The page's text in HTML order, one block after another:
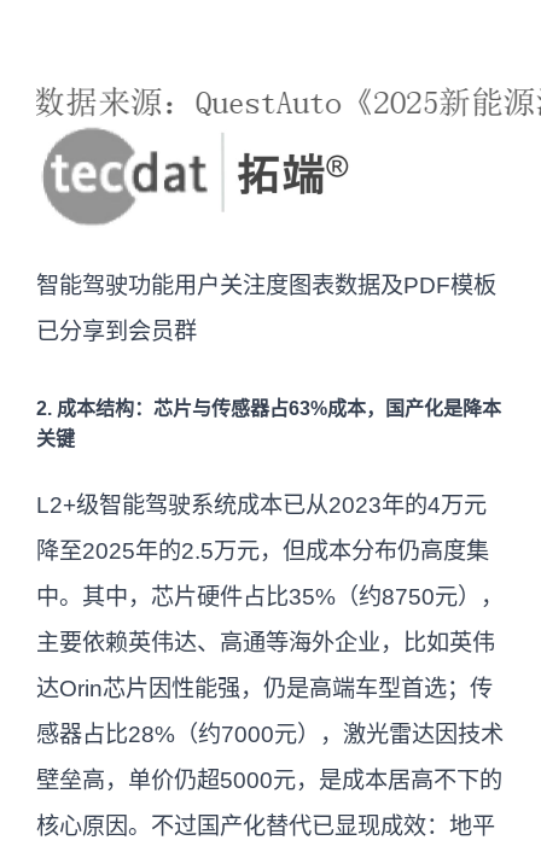
智能驾驶功能用户关注度图表数据及PDF模板
已分享到会员群
2. 成本结构：芯片与传感器占63%成本，国产化是降本
关键
L2+级智能驾驶系统成本已从2023年的4万元
降至2025年的2.5万元，但成本分布仍高度集
中。其中，芯片硬件占比35%（约8750元），
主要依赖英伟达、高通等海外企业，比如英伟
达Orin芯片因性能强，仍是高端车型首选；传
感器占比28%（约7000元），激光雷达因技术
壁垒高，单价仍超5000元，是成本居高不下的
核心原因。不过国产化替代已显现成效：地平